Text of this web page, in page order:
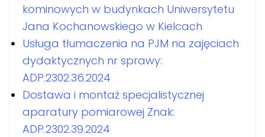
kominowych w budynkach Uniwersytetu
Jana Kochanowskiego w Kielcach
Usługa tłumaczenia na PJM na zajęciach
dydaktycznych nr sprawy:
ADP.2302.36.2024
Dostawa i montaż specjalistycznej
aparatury pomiarowej Znak:
ADP.2302.39.2024